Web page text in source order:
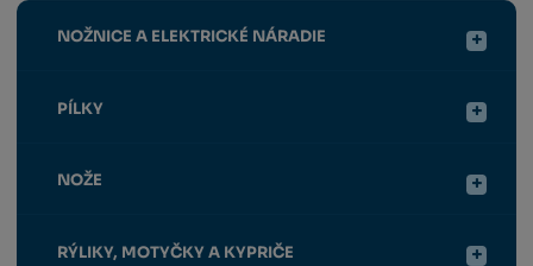
NOŽNICE A ELEKTRICKÉ NÁRADIE
PÍLKY
NOŽE
RÝLIKY, MOTYČKY A KYPRIČE